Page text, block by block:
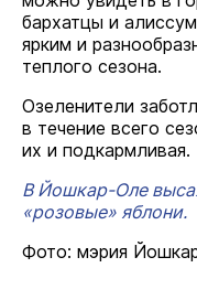
бархатцы и
ярким и
теплого сезона.
Озеленители
в течение всего
их и подкармливая.
В Йошкар-Оле
«розовые» яблони.
Фото: мэрия